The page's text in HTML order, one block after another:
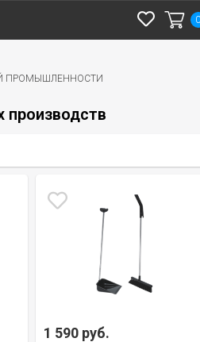
ПРОМЫШЛЕННОСТИ
1 590 руб.